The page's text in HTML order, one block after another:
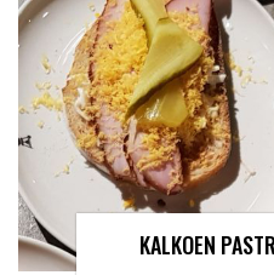
KALKOEN